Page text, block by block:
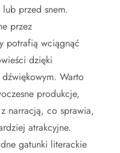
przed snem.
przez
potrafią wciągnąć
dzięki
Warto
produkcje,
narracją, co sprawia,
atrakcyjne.
gatunki literackie